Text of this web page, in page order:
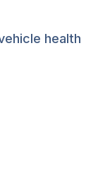
health